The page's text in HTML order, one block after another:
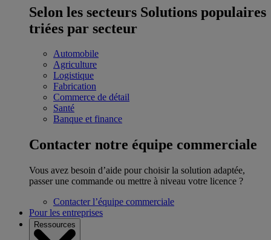
Selon les secteurs Solutions populaires
triées par secteur
Automobile
Agriculture
Logistique
Fabrication
Commerce de détail
Santé
Banque et finance
Contacter notre équipe commerciale
Vous avez besoin d’aide pour choisir la solution adaptée,
passer une commande ou mettre à niveau votre licence ?
Contacter l’équipe commerciale
Pour les entreprises
Ressources